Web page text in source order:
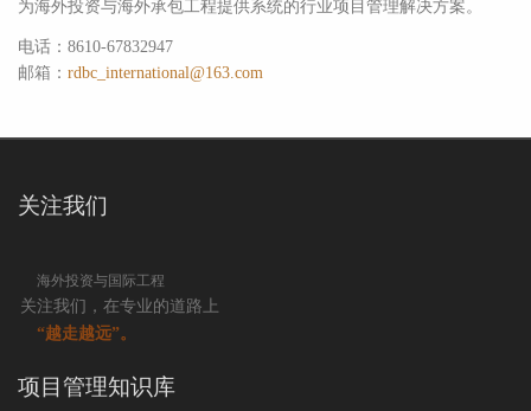
为海外投资与海外承包工程提供系统的行业项目管理解决方案。
电话：8610-67832947
邮箱： rdbc_international@163.com
关注我们
海外投资与国际工程
关注我们，在专业的道路上
“越走越远”。
项目管理知识库